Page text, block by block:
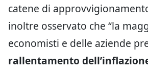
catene di
inoltre osservato che “la
economisti e delle aziende
rallentamento